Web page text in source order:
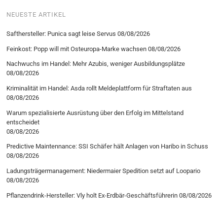
NEUESTE ARTIKEL
Safthersteller: Punica sagt leise Servus 08/08/2026
Feinkost: Popp will mit Osteuropa-Marke wachsen 08/08/2026
Nachwuchs im Handel: Mehr Azubis, weniger Ausbildungsplätze
08/08/2026
Kriminalität im Handel: Asda rollt Meldeplattform für Straftaten aus
08/08/2026
Warum spezialisierte Ausrüstung über den Erfolg im Mittelstand
entscheidet
08/08/2026
Predictive Maintennance: SSI Schäfer hält Anlagen von Haribo in Schuss
08/08/2026
Ladungsträgermanagement: Niedermaier Spedition setzt auf Loopario
08/08/2026
Pflanzendrink-Hersteller: Vly holt Ex-Erdbär-Geschäftsführerin 08/08/2026